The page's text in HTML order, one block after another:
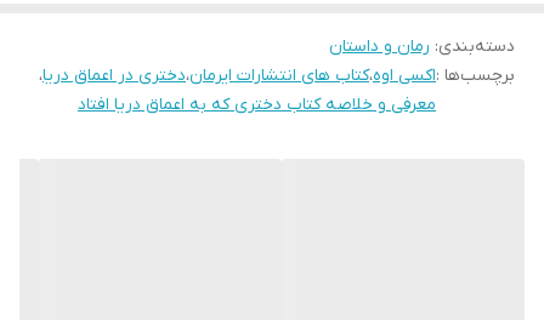
Sea) براساس همین افسانه و واکنش مردم در برابر آن جلو می‌رود.
دسته‌بندی: رمان و داستان
برچسب‌ها :اکسی اوه،کتاب های انتشارات ایرمان،دختری در اعماق دریا،
معرفی و خلاصه کتاب دختری که به اعماق دریا افتاد